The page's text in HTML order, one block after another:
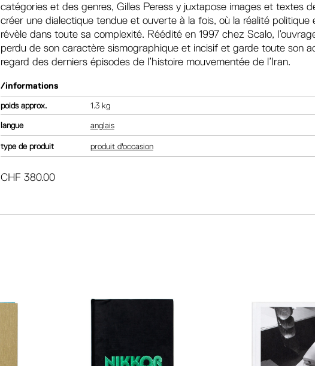
catégories et des genres, Gilles Peress y juxtapose images et textes
créer une dialectique tendue et ouverte à la fois, où la réalité politique
révèle dans toute sa complexité. Réédité en 1997 chez Scalo,
perdu de son caractère sismographique et incisif et garde toute son
regard des derniers épisodes de l’histoire mouvementée de l’Iran.
/informations
poids 1.3 kg
langue anglais
type de produit produit d'occasion
CHF 380.00